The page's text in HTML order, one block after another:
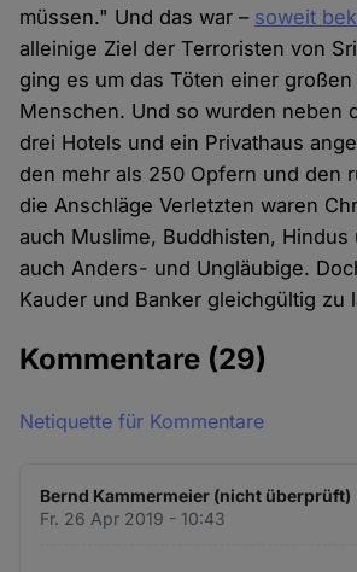
müssen." Und das war – soweit
alleinige Ziel der Terroristen von
ging es um das Töten einer
Menschen. Und so wurden neben
drei Hotels und ein Privathaus
den mehr als 250 Opfern und den
die Anschläge Verletzten waren
auch Muslime, Buddhisten, Hindus
auch Anders- und Ungläubige.
Kauder und Banker gleichgültig zu
Kommentare (29)
Netiquette für Kommentare
Bernd Kammermeier (nicht überprüft)
Fr. 26 Apr 2019 - 10:43